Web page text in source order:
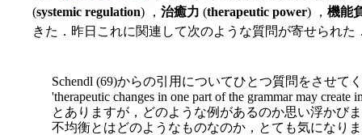
(systemic regulation) ， 治癒力 (therapeutic power) ， 機能
きた．昨日これに関連して次のような質問が寄せられた
Schendl (69)からの引用についてひとつ質問をさせて
'therapeutic changes in one part of the grammar may create
とありますが，どのような例があるのか思い浮かび
不均衡とはどのようなものなのか，とても気になり